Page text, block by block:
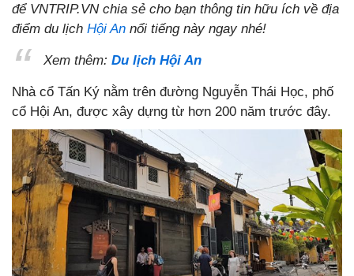
để VNTRIP.VN chia sẻ cho bạn thông tin hữu ích về địa
điểm du lịch Hội An nổi tiếng này ngay nhé!
Xem thêm: Du lịch Hội An
Nhà cổ Tấn Ký nằm trên đường Nguyễn Thái Học, phố
cổ Hội An, được xây dựng từ hơn 200 năm trước đây.